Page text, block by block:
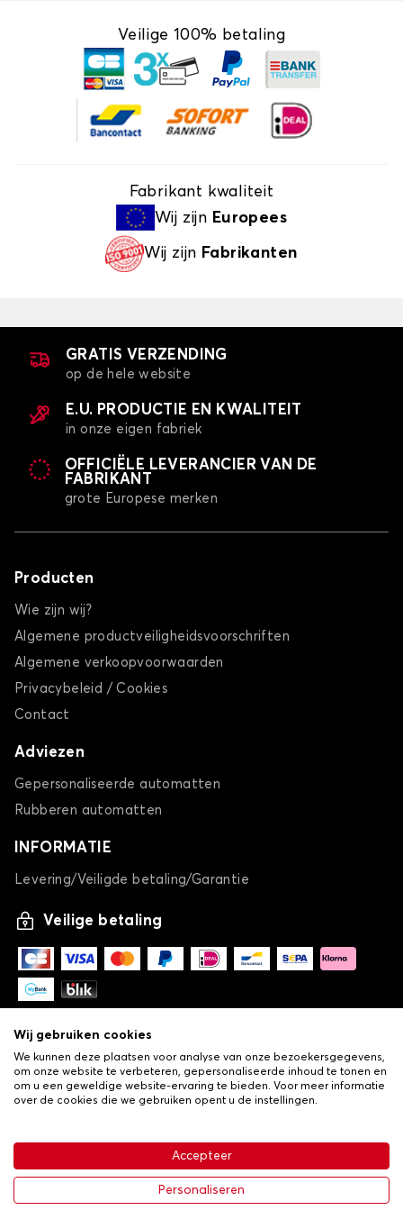
€ 26,24
-25% € 34,99
Veilige 100% betaling
Fabrikant kwaliteit
Wij zijn Europees
Wij zijn Fabrikanten
GRATIS VERZENDING
op de hele website
E.U. PRODUCTIE EN KWALITEIT
in onze eigen fabriek
OFFICIËLE LEVERANCIER VAN DE
FABRIKANT
grote Europese merken
Producten
Wie zijn wij?
Algemene productveiligheidsvoorschriften
Algemene verkoopvoorwaarden
Privacybeleid / Cookies
Contact
Adviezen
Gepersonaliseerde automatten
Rubberen automatten
INFORMATIE
Levering/Veiligde betaling/Garantie
Veilige betaling
Algemene verkoopvoorwaarden•Privacy- en cookiebeleid
•Livraison
Wij gebruiken cookies
We kunnen deze plaatsen voor analyse van onze bezoekersgegevens,
om onze website te verbeteren, gepersonaliseerde inhoud te tonen en
om u een geweldige website-ervaring te bieden. Voor meer informatie
over de cookies die we gebruiken opent u de instellingen.
Accepteer
Personaliseren